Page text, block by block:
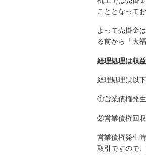
こととなって
よって売掛金
る前から「大
経理処理は収
経理処理は以
①営業債権発
②営業債権回
営業債権発生
取引ですので